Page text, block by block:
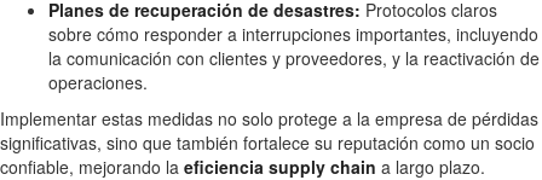
Planes de recuperación de desastres: Protocolos claros
sobre cómo responder a interrupciones importantes, incluyendo
la comunicación con clientes y proveedores, y la reactivación de
operaciones.
Implementar estas medidas no solo protege a la empresa de pérdidas
significativas, sino que también fortalece su reputación como un socio
confiable, mejorando la eficiencia supply chain a largo plazo.